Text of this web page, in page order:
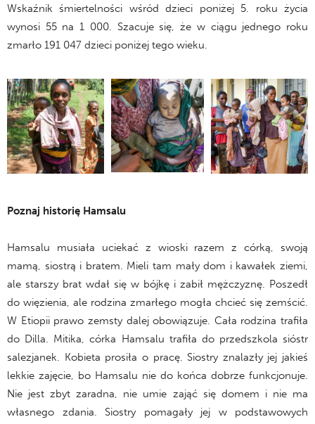
Wskaźnik śmiertelności wśród dzieci poniżej 5. roku życia
wynosi 55 na 1 000. Szacuje się, że w ciągu jednego roku
zmarło 191 047 dzieci poniżej tego wieku.
Poznaj historię Hamsalu
Hamsalu musiała uciekać z wioski razem z córką, swoją
mamą, siostrą i bratem. Mieli tam mały dom i kawałek ziemi,
ale starszy brat wdał się w bójkę i zabił mężczyznę. Poszedł
do więzienia, ale rodzina zmarłego mogła chcieć się zemścić.
W Etiopii prawo zemsty dalej obowiązuje. Cała rodzina trafiła
do Dilla. Mitika, córka Hamsalu trafiła do przedszkola sióstr
salezjanek. Kobieta prosiła o pracę. Siostry znalazły jej jakieś
lekkie zajęcie, bo Hamsalu nie do końca dobrze funkcjonuje.
Nie jest zbyt zaradna, nie umie zająć się domem i nie ma
własnego zdania. Siostry pomagały jej w podstawowych